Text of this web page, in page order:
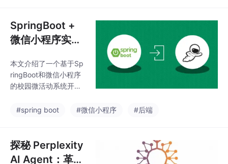
势
用"前后端分离"架构，
后端使用SpringBoot框
架，前端基于微信小程
据库存储数据。文章详
细阐述了系统架构设
计、技术选型（包括Sp
s、Shiro等技术栈）和
SpringBoot +
微信小程序实
活动系统全栈开
发
本文介绍了一个基于Sp
ringBoot和微信小程序
的校园微活动系统开发
化流程解决校园活动管
发布、报名、签到和数
据统计等功能。后端采
#spring boot #微信小程序 #后端
探秘 Perplexity
AI Agent：革新